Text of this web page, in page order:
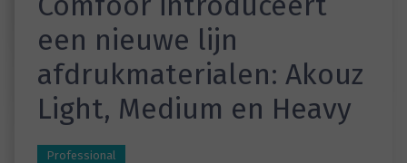
een nieuwe lijn
afdrukmaterialen: Akouz
Light, Medium en Heavy
Professional